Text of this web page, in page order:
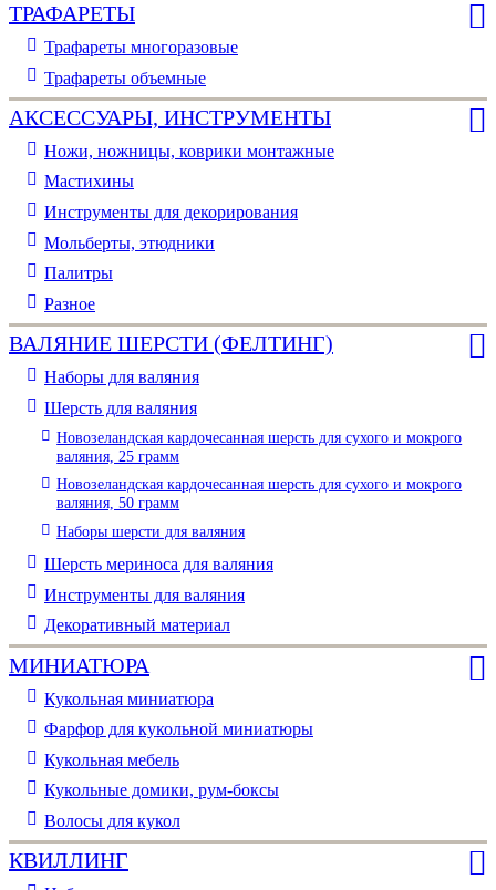
ТРАФАРЕТЫ
Трафареты многоразовые
Трафареты объемные
АКСЕССУАРЫ, ИНСТРУМЕНТЫ
Ножи, ножницы, коврики монтажные
Мастихины
Инструменты для декорирования
Мольберты, этюдники
Палитры
Разное
ВАЛЯНИЕ ШЕРСТИ (ФЕЛТИНГ)
Наборы для валяния
Шерсть для валяния
Новозеландская кардочесанная шерсть для сухого и мокрого
валяния, 25 грамм
Новозеландская кардочесанная шерсть для сухого и мокрого
валяния, 50 грамм
Наборы шерсти для валяния
Шерсть мериноса для валяния
Инструменты для валяния
Декоративный материал
МИНИАТЮРА
Кукольная миниатюра
Фарфор для кукольной миниатюры
Кукольная мебель
Кукольные домики, рум-боксы
Волосы для кукол
КВИЛЛИНГ